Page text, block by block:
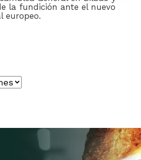
la fundición ante el nuevo
europeo.